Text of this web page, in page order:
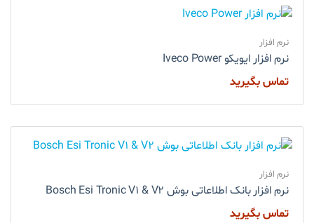
نرم افزار
نرم افزار ایویکو Iveco Power
تماس بگیرید
نرم افزار
نرم افزار بانک اطلاعاتی بوش Bosch Esi Tronic V1 & V2
تماس بگیرید